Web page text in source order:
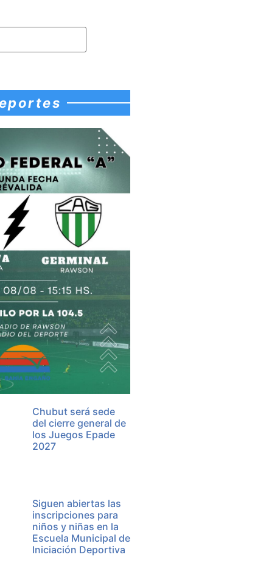
Chubut será sede
del cierre general de
los Juegos Epade
2027
Siguen abiertas las
inscripciones para
niños y niñas en la
Escuela Municipal de
Iniciación Deportiva